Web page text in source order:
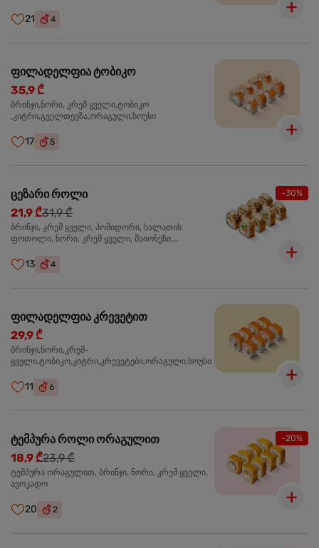
21 4
ფილადელფია ტობიკო
35,9 ₾
ბრინჯი,ნორი, კრემ ყველი,ტობიკო
,კიტრი,გველთევზა,ორაგული,სოუსი
17 5
-30%
ცეზარი როლი
21,9 ₾31,9 ₾
ბრინჯი, კრემ ყველი, პომიდორი, სალათის
ფოთოლი, ნორი, კრემ ყველი, მაიონეზი,
შებოლილი ქათმის ფილე
13 4
ფილადელფია კრევეტით
29,9 ₾
ბრინჯი,ნორი,კრემ-
ყველი,ტობიკო,კიტრი,კრევეტები,ორაგული,სოუსი
11 6
-20%
ტემპურა როლი ორაგულით
18,9 ₾23,9 ₾
ტემპურა ორაგულით, ბრინჯი, ნორი, კრემ ყველი,
ავოკადო
20 2